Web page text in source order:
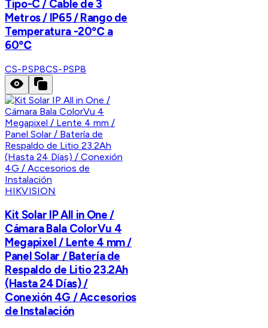
Tipo-C / Cable de 3
Metros / IP65 / Rango de
Temperatura -20℃ a
60℃
CS-PSP8CS-PSP8
HIKVISION
Kit Solar IP All in One /
Cámara Bala ColorVu 4
Megapixel / Lente 4 mm /
Panel Solar / Batería de
Respaldo de Litio 23.2Ah
(Hasta 24 Días) /
Conexión 4G / Accesorios
de Instalación